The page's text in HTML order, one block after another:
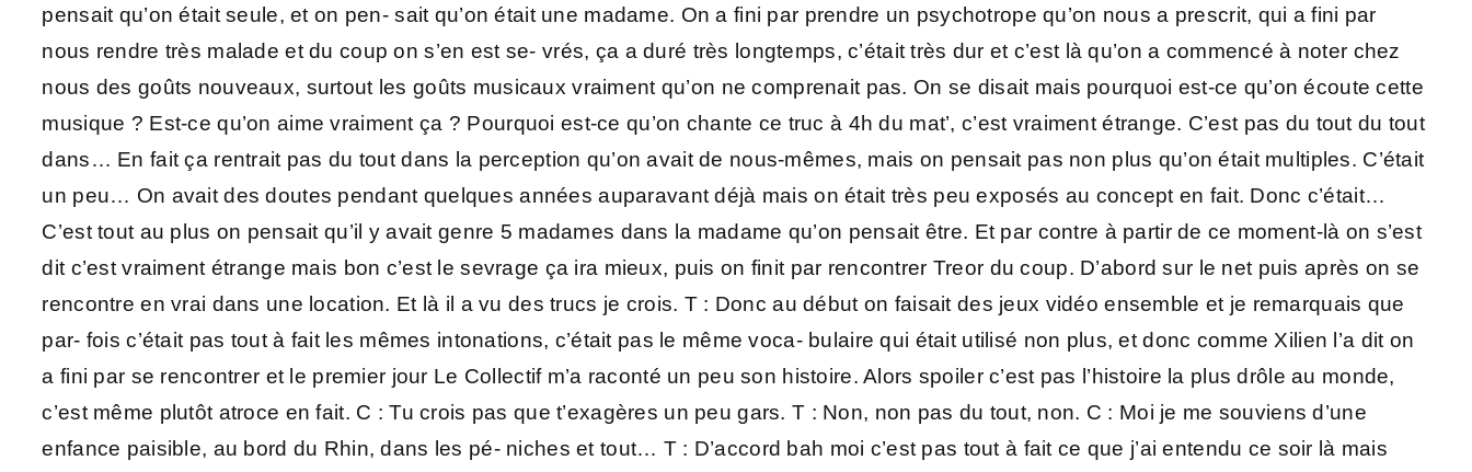
pensait qu’on était seule, et on pen- sait qu’on était une madame. On a fini par prendre un psychotrope qu’on nous a prescrit, qui a fini par
nous rendre très malade et du coup on s’en est se- vrés, ça a duré très longtemps, c’était très dur et c’est là qu’on a commencé à noter chez
nous des goûts nouveaux, surtout les goûts musicaux vraiment qu’on ne comprenait pas. On se disait mais pourquoi est-ce qu’on écoute cette
musique ? Est-ce qu’on aime vraiment ça ? Pourquoi est-ce qu’on chante ce truc à 4h du mat’, c’est vraiment étrange. C’est pas du tout du tout
dans… En fait ça rentrait pas du tout dans la perception qu’on avait de nous-mêmes, mais on pensait pas non plus qu’on était multiples. C’était
un peu… On avait des doutes pendant quelques années auparavant déjà mais on était très peu exposés au concept en fait. Donc c’était…
C’est tout au plus on pensait qu’il y avait genre 5 madames dans la madame qu’on pensait être. Et par contre à partir de ce moment-là on s’est
dit c’est vraiment étrange mais bon c’est le sevrage ça ira mieux, puis on finit par rencontrer Treor du coup. D’abord sur le net puis après on se
rencontre en vrai dans une location. Et là il a vu des trucs je crois. T : Donc au début on faisait des jeux vidéo ensemble et je remarquais que
par- fois c’était pas tout à fait les mêmes intonations, c’était pas le même voca- bulaire qui était utilisé non plus, et donc comme Xilien l’a dit on
a fini par se rencontrer et le premier jour Le Collectif m’a raconté un peu son histoire. Alors spoiler c’est pas l’histoire la plus drôle au monde,
c’est même plutôt atroce en fait. C : Tu crois pas que t’exagères un peu gars. T : Non, non pas du tout, non. C : Moi je me souviens d’une
enfance paisible, au bord du Rhin, dans les pé- niches et tout… T : D’accord bah moi c’est pas tout à fait ce que j’ai entendu ce soir là mais